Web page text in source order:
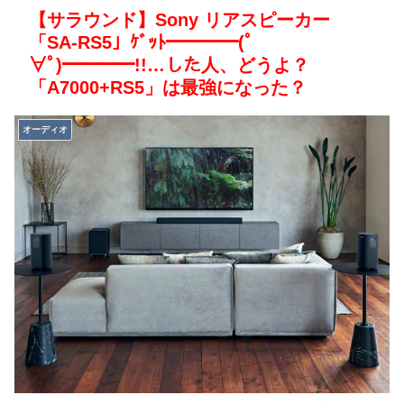
【サラウンド】Sony リアスピーカー
「SA-RS5」ｹﾞｯﾄ━━━━(ﾟ
∀ﾟ)━━━━!!…した人、どうよ？
「A7000+RS5」は最強になった？
オーディオ